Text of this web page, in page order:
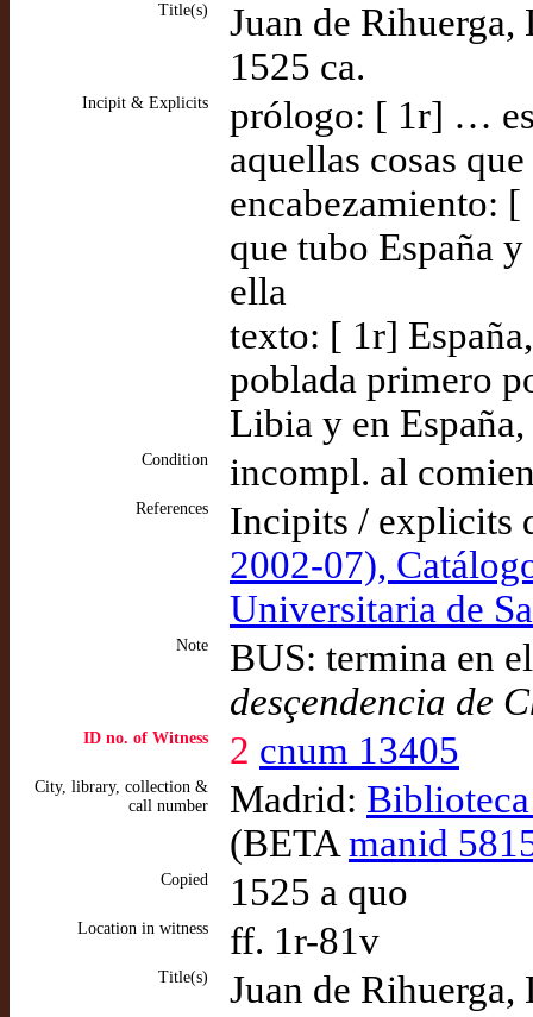
Title(s)
Juan de Rihuerga,
1525 ca.
Incipit & Explicits
prólogo: [ 1r] …
aquellas cosas
encabezamiento:
que tubo España
ella
texto: [ 1r]
poblada primero
Libia y en
Condition incompl. al
References
Incipits / explicits
2002-07),
Universitaria de
Note
BUS: termina en
desçendencia de
ID no. of Witness 2 cnum 13405
City, library, collection &
call number
Madrid:
(BETA manid
Copied 1525 a quo
Location in witness ff. 1r-81v
Title(s)
Juan de Rihuerga,